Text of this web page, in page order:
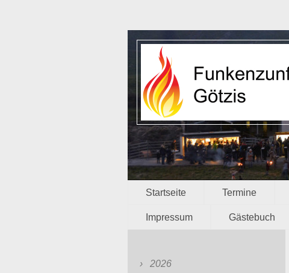
Startseite Termine
Impressum Gästebuch
2026